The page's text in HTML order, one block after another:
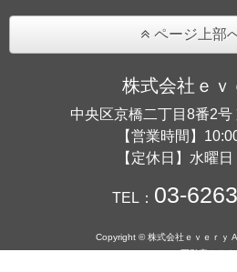
ページ上部
株式会社ｅｖ
中央区京橋二丁目8番2
【営業時間】
【定休日】水曜
TEL： 03-
Copyright © 株式会社ｅｖｅｒｙ
powered by 不動産クラウ